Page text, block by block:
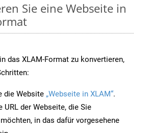
Sie eine Webseite in
das XLAM-Format zu konvertieren,
die Website „Webseite in XLAM“.
URL der Webseite, die Sie
in das dafür vorgesehene